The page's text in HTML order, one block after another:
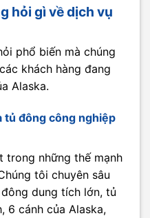
hỏi gì về dịch vụ
phổ biến mà chúng
khách hàng đang
Alaska.
tủ đông công nghiệp
trong những thế mạnh
tôi chuyên sâu
dung tích lớn, tủ
6 cánh của Alaska,